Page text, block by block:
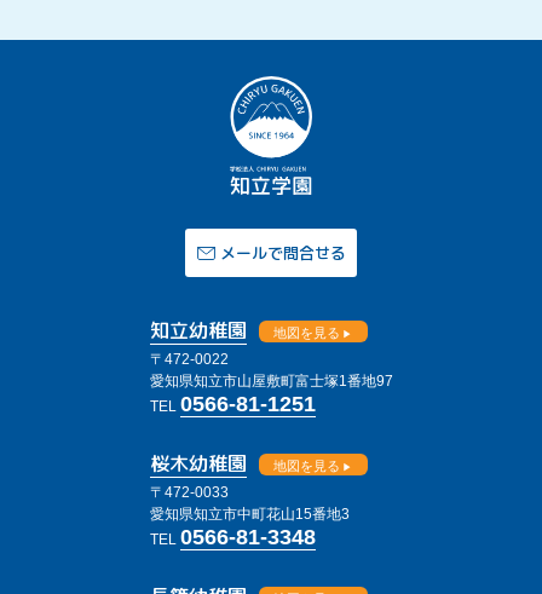
メールで問合せる
知立幼稚園 地図を見る
〒472-0022
愛知県知立市山屋敷町富士塚1番地97
TEL 0566-81-1251
桜木幼稚園 地図を見る
〒472-0033
愛知県知立市中町花山15番地3
TEL 0566-81-3348